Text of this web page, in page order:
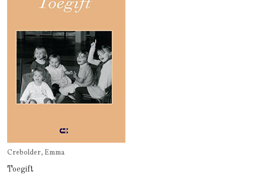
Crebolder, Emma
Toegift